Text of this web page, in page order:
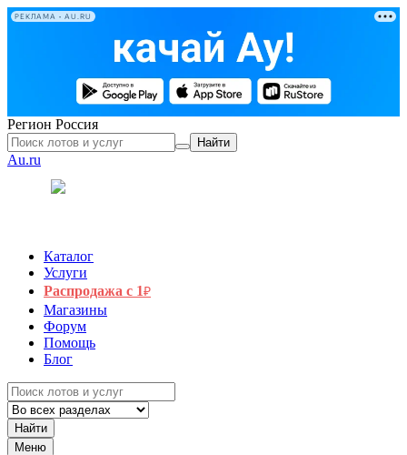
РЕКЛАМА • AU.RU
Регион Россия
Найти
Au.ru
Каталог
Услуги
Распродажа с 1₽
Магазины
Форум
Помощь
Блог
Найти
Меню